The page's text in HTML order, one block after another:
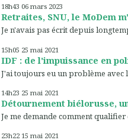
18h43 06 mars 2023
Retraites, SNU, le MoDem
Je n'avais pas écrit depuis
15h05 25 mai 2021
IDF : de l'impuissance en
J'ai toujours eu un problème avec
14h23 25 mai 2021
Détournement biélorusse,
Je me demande comment qualifier
23h22 15 mai 2021